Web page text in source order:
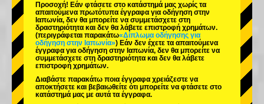
Προσοχή! Εάν φτάσετε στο κατάστημά μας χωρίς τα
απαιτούμενα πρωτότυπα έγγραφα για οδήγηση στην
Ιαπωνία, δεν θα μπορείτε να συμμετάσχετε στη
δραστηριότητα και δεν θα λάβετε επιστροφή χρημάτων.
(περιγράφεται παρακάτω«Δίπλωμα οδήγησης για
οδήγηση στην Ιαπωνία») Εάν δεν έχετε τα απαιτούμενα
έγγραφα για οδήγηση στην Ιαπωνία, δεν θα μπορείτε να
συμμετάσχετε στη δραστηριότητα και δεν θα λάβετε
επιστροφή χρημάτων.
Διαβάστε παρακάτω ποια έγγραφα χρειάζεστε να
αποκτήσετε και βεβαιωθείτε ότι μπορείτε να φτάσετε στο
κατάστημά μας με αυτά τα έγγραφα.